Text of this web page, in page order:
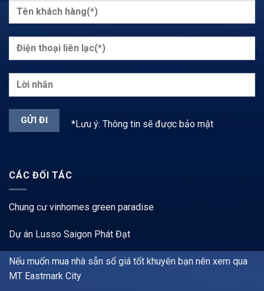
*Lưu ý: Thông tin sẽ được bảo mật
CÁC ĐỐI TÁC
Chung cư vinhomes green paradise
Dự án Lusso Saigon Phát Đạt
Nếu muốn mua nhà sẵn sổ giá tốt khuyên bạn nên xem qua
MT Eastmark City